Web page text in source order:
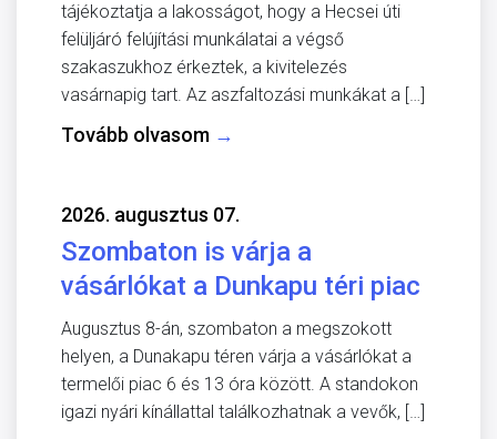
tájékoztatja a lakosságot, hogy a Hecsei úti
felüljáró felújítási munkálatai a végső
szakaszukhoz érkeztek, a kivitelezés
vasárnapig tart. Az aszfaltozási munkákat a […]
Tovább olvasom →
2026. augusztus 07.
Szombaton is várja a
vásárlókat a Dunkapu téri piac
Augusztus 8-án, szombaton a megszokott
helyen, a Dunakapu téren várja a vásárlókat a
termelői piac 6 és 13 óra között. A standokon
igazi nyári kínállattal találkozhatnak a vevők, […]